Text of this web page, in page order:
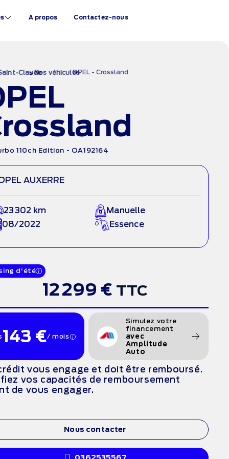
Contactez-nous
A propos
Claude
›
Nos véhicules
›
OPEL - Crossland
110ch Edition - OA192164
AUXERRE
23 302 km
Manuelle
08/2022
Essence
d'été
12 299 € TTC
143 €/ mois
Simulez votre
financement
avec
Amplitude
Auto
vous engage et doit être remboursé.
vos capacités de remboursement
de vous engager.
Nous contacter